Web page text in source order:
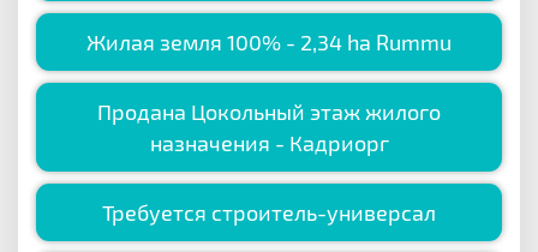
Жилая земля 100% - 2,34 ha Rummu
Продана Цокольный этаж жилого
назначения - Кадриорг
Требуется строитель-универсал